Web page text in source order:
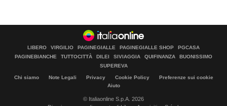
LIBERO VIRGILIO PAGINEGIALLE PAGINEGIALLE SHOP
PGCASA
PAGINEBIANCHE
TUTTOCITTÀ DILEI SIVIAGGIA QUIFINANZA
BUONISSIMO
SUPEREVA
Chi siamo Note Legali Privacy Cookie Policy
Preferenze sui cookie
Aiuto
© Italiaonline S.p.A. 2026